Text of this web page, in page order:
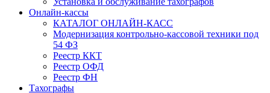
Онлайн-кассы
КАТАЛОГ ОНЛАЙН-КАСС
Модернизация контрольно-кассовой техники под
54 ФЗ
Реестр ККТ
Реестр ОФД
Реестр ФН
Тахографы